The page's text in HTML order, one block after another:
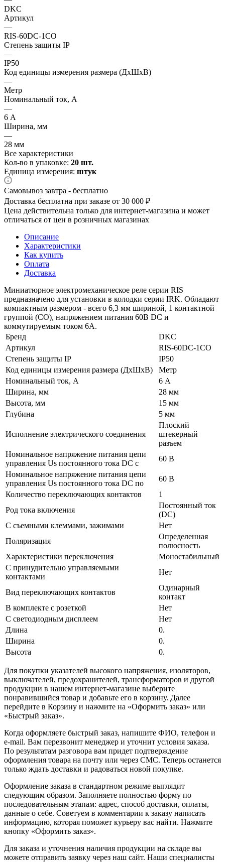
DKC
Артикул
—
RIS-60DC-1CO
Степень защиты IP
—
IP50
Код единицы измерения размера (ДхШхВ)
—
Метр
Номинальный ток, А
—
6 А
Ширина, мм
—
28 мм
Все характеристики
Кол-во в упаковке: 20 шт.
Единица измерения: штук
Самовывоз завтра - бесплатно
Доставка бесплатна при заказе от 30 000 ₽
Цена действительна только для интернет-магазина и может
отличаться от цен в розничных магазинах
Описание
Характеристики
Как купить
Оплата
Доставка
Миниатюрное электромеханическое реле серии RIS
предназначено для установки в колодки серии IRK. Обладают
компактным размером - всего 6,3 мм шириной, 1 контактной
группой (СО), напряжением питания 60В DC и
коммутируемым током 6А.
Бренд
DKC
Артикул
RIS-60DC-1CO
Степень защиты IP
IP50
Код единицы измерения размера (ДхШхВ)
Метр
Номинальный ток, А
6 А
Ширина, мм
28 мм
Высота, мм
15 мм
Глубина
5 мм
Исполнение электрического соединения
Плоский
штекерный
разъем
Номинальное напряжение питания цепи
управления Us постоянного тока DC с
60 В
Номинальное напряжение питания цепи
управления Us постоянного тока DC по
60 В
Количество переключающих контактов
1
Род тока включения
Постоянный ток
(DC)
С съемными клеммами, зажимами
Нет
Поляризация
Определенная
полюсность
Характеристики переключения
Моностабильный
С принудительно управляемыми
контактами
Нет
Вид переключающих контактов
Одинарный
контакт
В комплекте с розеткой
Нет
С светодиодным дисплеем
Нет
Длина
0.
Ширина
0.
Высота
0.
Для покупки указателей высокого напряжения, изоляторов,
выключателей, предохранителей, трансформаторов и другой
продукции в нашем интернет-магазине выберите
понравившийся товар и добавьте его в корзину. Далее
перейдите в Корзину и нажмите на «Оформить заказ» или
«Быстрый заказ».
Когда оформляете быстрый заказ, напишите ФИО, телефон и
e-mail. Вам перезвонит менеджер и уточнит условия заказа.
По результатам разговора вам придет подтверждение
оформления товара на почту или через СМС. Теперь останется
только ждать доставки и радоваться новой покупке.
Оформление заказа в стандартном режиме выглядит
следующим образом. Заполняете полностью форму по
последовательным этапам: адрес, способ доставки, оплаты,
данные о себе. Советуем в комментарии к заказу написать
информацию, которая поможет курьеру вас найти. Нажмите
кнопку «Оформить заказ».
Для заказа и уточнения наличия продукции на складе вы
можете отправить заявку через наш сайт. Наши специалисты